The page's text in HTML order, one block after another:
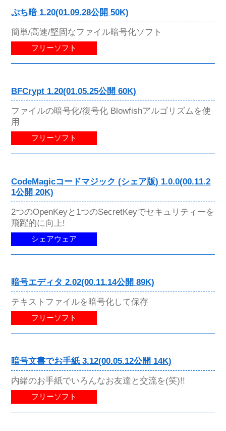
ぷち暗 1.20(01.09.28公開 50K)
簡単/高速/堅固なファイル暗号化ソフト
フリーソフト
BFCrypt 1.20(01.05.25公開 60K)
ファイルの暗号化/復号化 Blowfishアルゴリズムを使
用
フリーソフト
CodeMagicコードマジック (シェア版) 1.0.0(00.11.2
1公開 20K)
2つのOpenKeyと1つのSecretKeyでセキュリティーを
飛躍的に向上!
シェアウェア
暗号エディタ 2.02(00.11.14公開 89K)
テキストファイルを暗号化して保存
フリーソフト
暗号文書でお手紙 3.12(00.05.12公開 14K)
内緒のお手紙でいろんなお友達と交流を(笑)!!
フリーソフト